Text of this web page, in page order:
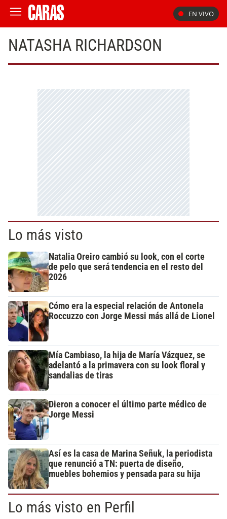
EN VIVO
NATASHA RICHARDSON
Lo más visto
Natalia Oreiro cambió su look, con el corte
de pelo que será tendencia en el resto del
2026
Cómo era la especial relación de Antonela
Roccuzzo con Jorge Messi más allá de Lionel
Mía Cambiaso, la hija de María Vázquez, se
adelantó a la primavera con su look floral y
sandalias de tiras
Dieron a conocer el último parte médico de
Jorge Messi
Así es la casa de Marina Señuk, la periodista
que renunció a TN: puerta de diseño,
muebles bohemios y pensada para su hija
Lo más visto en Perfil